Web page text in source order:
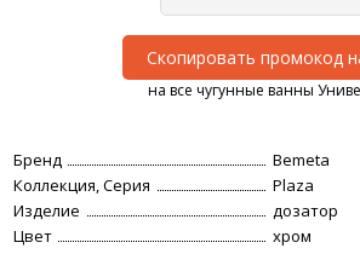
Скопировать промокод
на все чугунные ванны
Бренд
Bemeta
Коллекция, Серия
Plaza
Изделие
дозатор
Цвет
хром